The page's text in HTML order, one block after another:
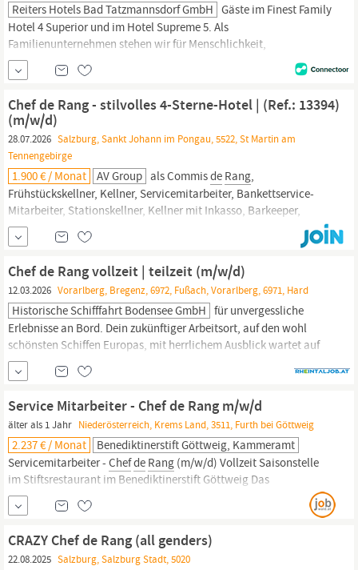
Reiters Hotels Bad Tatzmannsdorf GmbH Gäste im Finest Family
Hotel 4 Superior und im Hotel Supreme 5. Als
Familienunternehmen stehen wir für Menschlichkeit,
Wertschätzung, Qualität und Nachhaltigkeit. Zur Verstärkung
unseres Teams im Reiters Finest Family suchen wir eine
Führungsverantwortung (m...
Chef de Rang - stilvolles 4-Sterne-Hotel | (Ref.: 13394)
(m/w/d)
28.07.2026 Salzburg, Sankt Johann im Pongau, 5522, St Martin am
Tennengebirge
1.900 € / Monat AV Group als Commisde Rang,
Frühstückskellner, Kellner, Servicemitarbeiter, Bankettservice-
Mitarbeiter, Stationskellner, Kellner mit Inkasso, Barkeeper,
Sommelier,
Chef
Restaurantleiter oder in einer vergleichbaren Position)...
Chef de Rang vollzeit | teilzeit (m/w/d)
12.03.2026 Vorarlberg, Bregenz, 6972, Fußach, Vorarlberg, 6971, Hard
Historische Schifffahrt Bodensee GmbH für unvergessliche
Erlebnisse an Bord. Dein zukünftiger Arbeitsort, auf den wohl
schönsten Schiffen Europas, mit herrlichem Ausblick wartet auf
Dich. Wir verstärken unser großartiges Team an Bord für
unserelangeSommersaison 2026und suchen einen
Rang
vollzeit | teilzeit(m/w/d) Deine Aufgaben ; Verantwortung für...
Service Mitarbeiter - Chef de Rang m/w/d
älter als 1 Jahr Niederösterreich, Krems Land, 3511, Furth bei Göttweig
2.237 € / Monat
Benediktinerstift Göttweig, Kammeramt
Servicemitarbeiter - Chefde Rang (m/w/d) Vollzeit Saisonstelle
im Stiftsrestaurant im Benediktinerstift Göttweig Das
Benediktinerstift Göttweig ist Unesco Weltkulturerbe und wird
täglich von Gästen aus aller Welt besucht. Unsere
Klosteranlage und bietet einen...
CRAZY Chef de Rang (all genders)
22.08.2025 Salzburg, Salzburg Stadt, 5020